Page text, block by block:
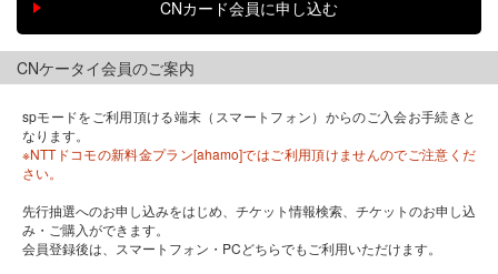
CNケータイ会員のご案内
spモードをご利用頂ける端末（スマートフォン）からのご入会お手続きと
なります。
※NTTドコモの新料金プラン[ahamo]ではご利用頂けませんのでご注意くだ
さい。
先行抽選へのお申し込みをはじめ、チケット情報検索、チケットのお申し込
み・ご購入ができます。
会員登録後は、スマートフォン・PCどちらでもご利用いただけます。